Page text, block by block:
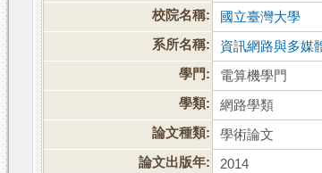
校院名稱:
國立臺灣大學
系所名稱:
資訊網路與多媒
學門:
電算機學門
學類:
網路學類
論文種類:
學術論文
論文出版年:
2014